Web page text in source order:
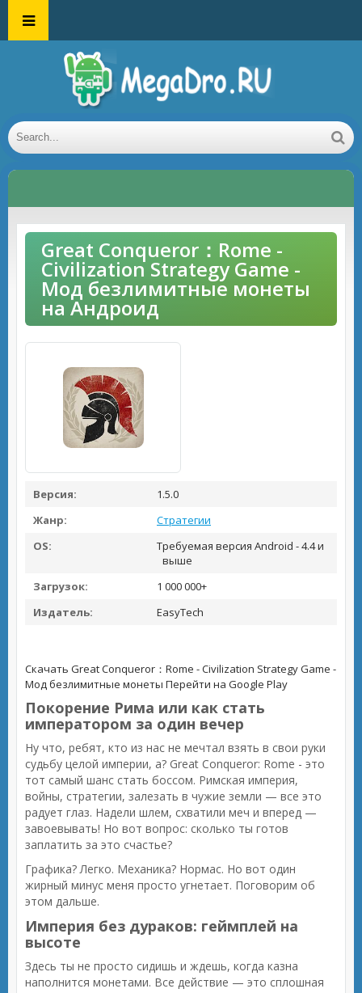
Great Conqueror：Rome -
Civilization Strategy Game -
Мод безлимитные монеты
на Андроид
Версия:
1.5.0
Жанр:
Стратегии
OS:
Требуемая версия Android - 4.4 и
выше
Загрузок:
1 000 000+
Издатель:
EasyTech
Скачать Great Conqueror：Rome - Civilization Strategy Game -
Мод безлимитные монеты Перейти на Google Play
Покорение Рима или как стать
императором за один вечер
Ну что, ребят, кто из нас не мечтал взять в свои руки
судьбу целой империи, а? Great Conqueror: Rome - это
тот самый шанс стать боссом. Римская империя,
войны, стратегии, залезать в чужие земли — все это
радует глаз. Надели шлем, схватили меч и вперед —
завоевывать! Но вот вопрос: сколько ты готов
заплатить за это счастье?
Графика? Легко. Механика? Нормас. Но вот один
жирный минус меня просто угнетает. Поговорим об
этом дальше.
Империя без дураков: геймплей на
высоте
Здесь ты не просто сидишь и ждешь, когда казна
наполнится монетами. Все действие — это сплошная